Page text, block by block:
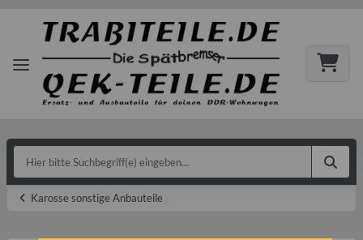
Karosse sonstige Anbauteile